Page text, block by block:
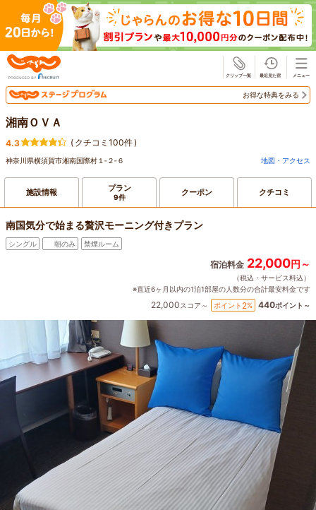
お得な特典をみる
湘南ＯＶＡ
4.3 ( クチコミ100件)
神奈川県横須賀市湘南国際村１‐２‐６ 地図・アクセス
施設情報 プラン
9件 クーポン クチコミ
南国気分で始まる贅沢モーニング付きプラン
シングル 朝のみ 禁煙ルーム
宿泊料金 22,000円～
（税込・サービス料込）
※直近6ヶ月以内の1泊1部屋の人数分の合計最安料金です
22,000スコア～ ポイント 2% 440ポイント～